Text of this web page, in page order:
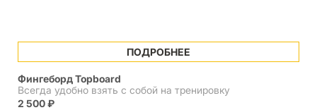
ПОДРОБНЕЕ
Фингеборд Topboard
Всегда удобно взять с собой на тренировку
2 500₽